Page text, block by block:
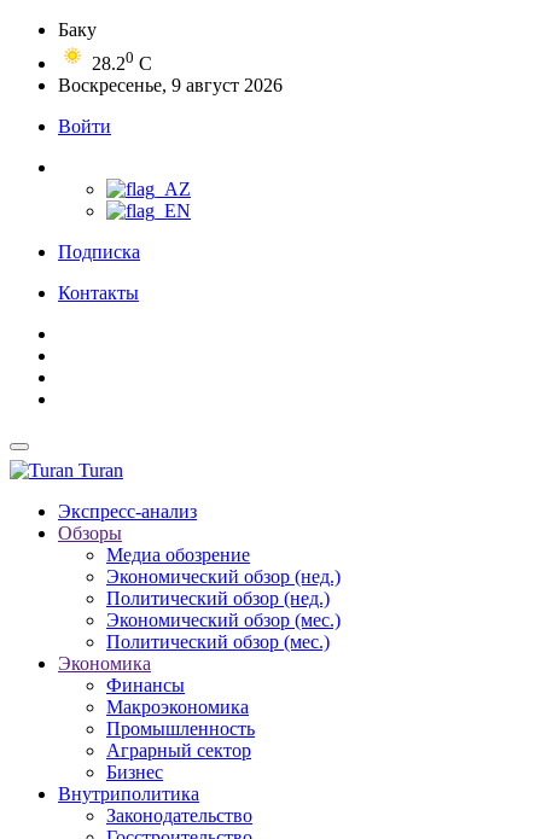
Баку
28.20 C
Воскресенье, 9 август 2026
Войти
Подписка
Контакты
Turan
Экспресс-анализ
Обзоры
Медиа обозрение
Экономический обзор (нед.)
Политический обзор (нед.)
Экономический обзор (мес.)
Политический обзор (мес.)
Экономика
Финансы
Макроэкономика
Промышленность
Аграрный сектор
Бизнес
Внутриполитика
Законодательство